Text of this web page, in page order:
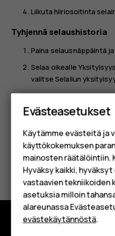
Perinteiset
HMD Terra M
Yrityksille
Tabletit
Shop
Liikuta hiiriosoitinta
Tyhjennä selaushistoria
Paina selausnäppäintä
Selaa oikealle
valitseSelailun
ValitseTyhjennä
Oliko tästä apua?
Kyllä Ei
Evästeasetukset
Käytämme evästeitä ja
käyttökokemuksen
mainosten räätälöintiin.
Hyväksy kaikki,
vastaavien tekniikoiden
asetuksia milloin
alareunassa
evästekäytännöstä.